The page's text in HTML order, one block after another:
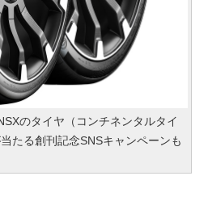
のタイヤ（コンチネンタルタイ
たる創刊記念SNSキャンペーンも